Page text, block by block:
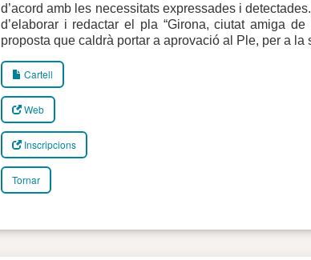
d’acord amb les necessitats expressades i
d’elaborar i redactar el pla “Girona, ciutat amiga
proposta que caldrà portar a aprovació al Ple, per a la
Cartell
Web
Inscripcions
Tornar